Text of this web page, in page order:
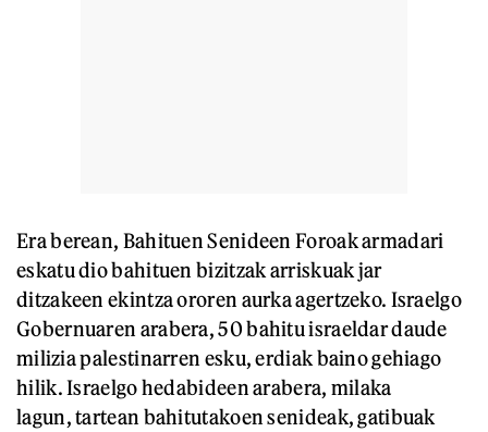
Era berean, Bahituen Senideen Foroak armadari
eskatu dio bahituen bizitzak arriskuak jar
ditzakeen ekintza ororen aurka agertzeko. Israelgo
Gobernuaren arabera, 50 bahitu israeldar daude
milizia palestinarren esku, erdiak baino gehiago
hilik. Israelgo hedabideen arabera, milaka
lagun, tartean bahitutakoen senideak, gatibuak